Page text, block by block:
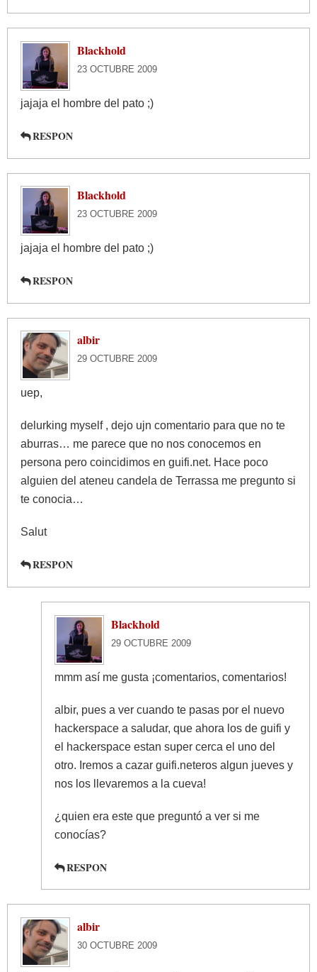
Blackhold
23 OCTUBRE 2009
jajaja el hombre del pato ;)
RESPON
Blackhold
23 OCTUBRE 2009
jajaja el hombre del pato ;)
RESPON
albir
29 OCTUBRE 2009
uep,
delurking myself , dejo ujn comentario para que no te
aburras… me parece que no nos conocemos en
persona pero coincidimos en guifi.net. Hace poco
alguien del ateneu candela de Terrassa me pregunto si
te conocia…
Salut
RESPON
Blackhold
29 OCTUBRE 2009
mmm así me gusta ¡comentarios, comentarios!
albir, pues a ver cuando te pasas por el nuevo
hackerspace a saludar, que ahora los de guifi y
el hackerspace estan super cerca el uno del
otro. Iremos a cazar guifi.neteros algun jueves y
nos los llevaremos a la cueva!
¿quien era este que preguntó a ver si me
conocías?
RESPON
albir
30 OCTUBRE 2009